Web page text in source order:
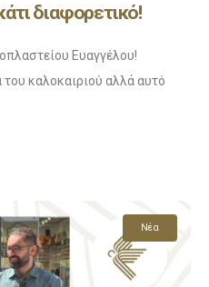
διαφορετικό!
Ευαγγέλου!
καλοκαιριού αλλά αυτό
Νέα